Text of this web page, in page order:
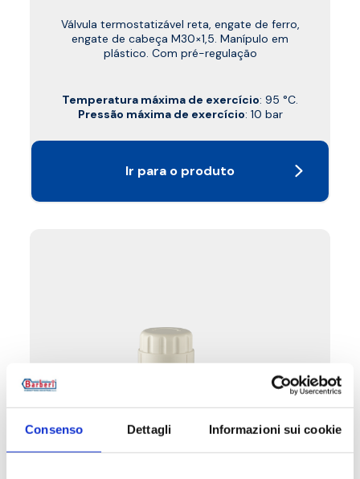
Consenso Dettagli Informazioni sui cookie
Válvula termostatizável reta, engate de ferro,
engate de cabeça M30×1,5. Manípulo em
plástico. Com pré-regulação
Temperatura máxima de exercício: 95 °C.
Pressão máxima de exercício: 10 bar
Ir para o produto